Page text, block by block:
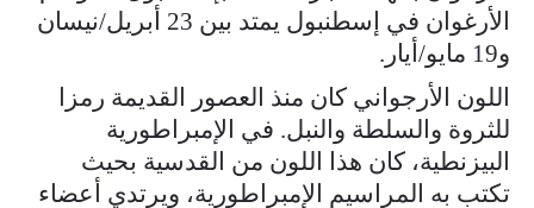
الأرغوان في إسطنبول يمتد بين 23 أبريل/نيسان
و19 مايو/أيار.
اللون الأرجواني كان منذ العصور القديمة رمزا
للثروة والسلطة والنبل. في الإمبراطورية
البيزنطية، كان هذا اللون من القدسية بحيث
تكتب به المراسيم الإمبراطورية، ويرتدي أعضاء